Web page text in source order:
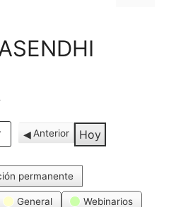
Anterior Hoy
permanente
General Webinarios